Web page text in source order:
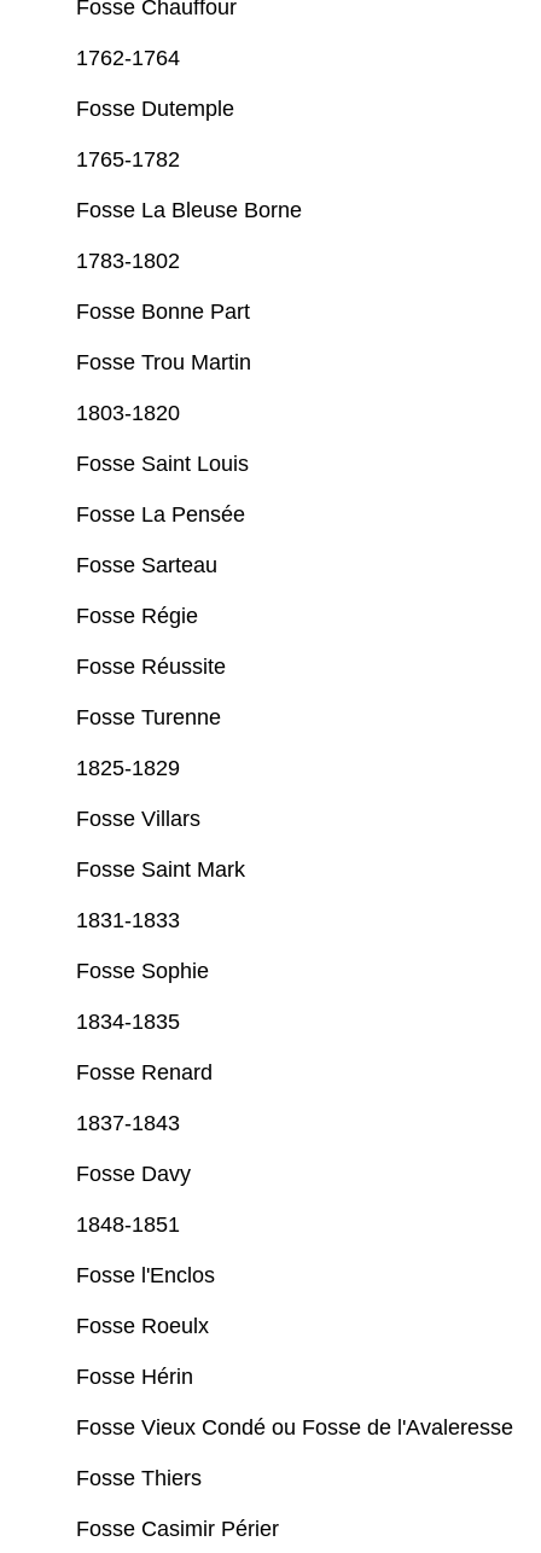
Fosse Chauffour
1762-1764
Fosse Dutemple
1765-1782
Fosse La Bleuse Borne
1783-1802
Fosse Bonne Part
Fosse Trou Martin
1803-1820
Fosse Saint Louis
Fosse La Pensée
Fosse Sarteau
Fosse Régie
Fosse Réussite
Fosse Turenne
1825-1829
Fosse Villars
Fosse Saint Mark
1831-1833
Fosse Sophie
1834-1835
Fosse Renard
1837-1843
Fosse Davy
1848-1851
Fosse l'Enclos
Fosse Roeulx
Fosse Hérin
Fosse Vieux Condé ou Fosse de l'Avaleresse
Fosse Thiers
Fosse Casimir Périer